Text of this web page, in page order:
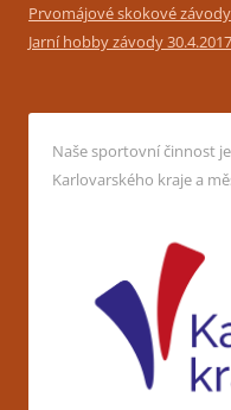
Prvomájové skokové
Jarní hobby závody
Naše sportovní činnost
Karlovarského kraje a